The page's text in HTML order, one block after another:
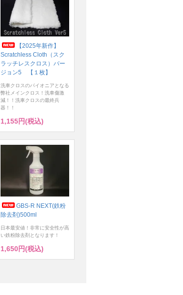
【2025年新作】
Scratchless Cloth（スク
ラッチレスクロス）バー
ジョン5 【１枚】
洗車クロスのパイオニアとなる
弊社メインクロス！洗車傷激
減！！洗車クロスの最終兵
器！！
1,155円(税込)
GBS-R NEXT(鉄粉
除去剤)500ml
日本最安値！非常に安全性が高
い鉄粉除去剤となります！
1,650円(税込)